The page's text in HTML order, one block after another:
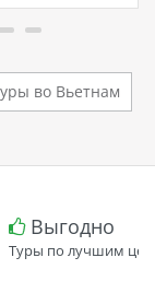
во Вьетнам
Выгодно
Туры по лучшим